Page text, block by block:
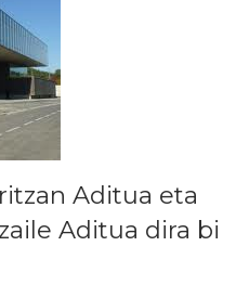
Aditua eta
Aditua dira bi